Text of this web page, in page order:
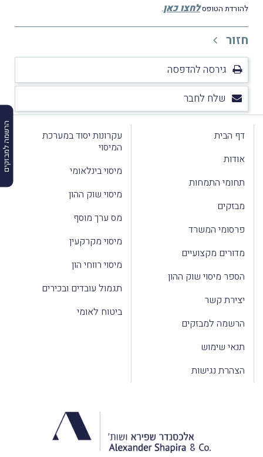
הרשמה למבזקים
להורדת הטופסלחצו כאן.
חזור
גירסה להדפסה
שלח לחבר
דף הבית
אודות
תחומי התמחות
מבזקים
פרסומי המשרד
מדורים מקצועיים
הספר מיסוי שוק ההון
יצירת קשר
הרשמה למבזקים
תנאי שימוש
הצהרת נגישות
עקרונות יסוד במערכת
המיסוי
מיסוי בינלאומי
מיסוי שוק ההון
מס ערך מוסף
מיסוי מקרקעין
מיסוי רווחי הון
תגמול עובדים ובכירים
ביטוח לאומי